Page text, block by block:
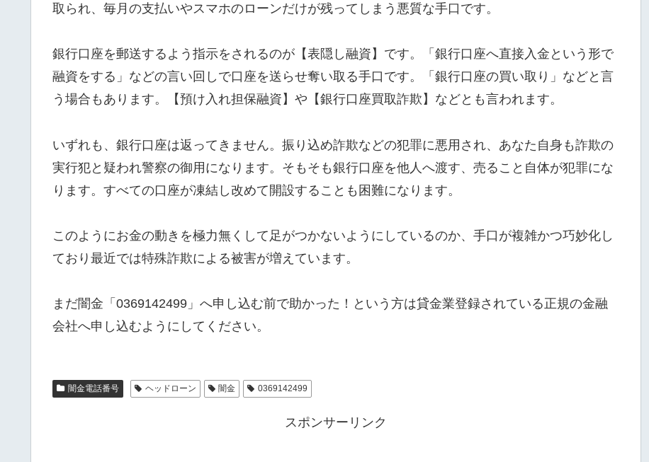
取られ、毎月の支払いやスマホのローンだけが残ってしまう悪質な手口です。
銀行口座を郵送するよう指示をされるのが【表隠し融資】です。「銀行口座へ直接入金という形で
融資をする」などの言い回しで口座を送らせ奪い取る手口です。「銀行口座の買い取り」などと言
う場合もあります。【預け入れ担保融資】や【銀行口座買取詐欺】などとも言われます。
いずれも、銀行口座は返ってきません。振り込め詐欺などの犯罪に悪用され、あなた自身も詐欺の
実行犯と疑われ警察の御用になります。そもそも銀行口座を他人へ渡す、売ること自体が犯罪にな
ります。すべての口座が凍結し改めて開設することも困難になります。
このようにお金の動きを極力無くして足がつかないようにしているのか、手口が複雑かつ巧妙化し
ており最近では特殊詐欺による被害が増えています。
まだ闇金「0369142499」へ申し込む前で助かった！という方は貸金業登録されている正規の金融
会社へ申し込むようにしてください。
闇金電話番号 ヘッドローン 闇金 0369142499
スポンサーリンク